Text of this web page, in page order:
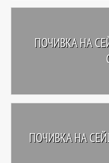
ПОЧИВКА НА
ПОЧИВКА НА